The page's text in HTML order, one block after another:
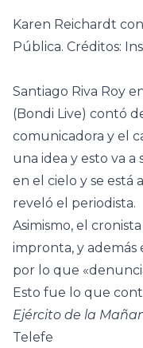
Karen Reichardt
Pública. Créditos:
Santiago Riva Roy
(Bondi Live) contó
comunicadora y el
una idea y esto va
en el cielo y se está
reveló el periodista.
Asimismo, el
impronta, y además
por lo que
Esto fue lo que
Ejército de la
Telefe